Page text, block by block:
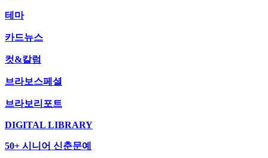
테마
카드뉴스
컷&칼럼
브라보스페셜
브라보리포트
DIGITAL LIBRARY
50+ 시니어 신춘문예